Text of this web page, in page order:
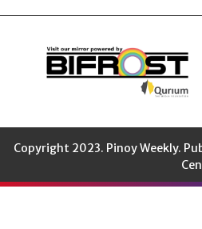
Copyright 2023. Pinoy Weekly.